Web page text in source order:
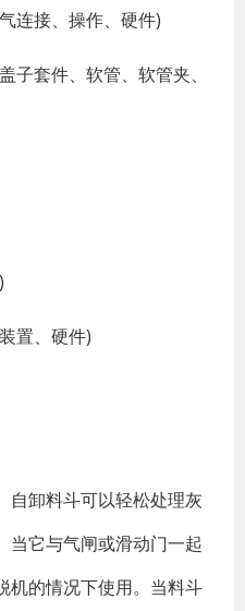
连接、操作、硬件)
子套件、软管、软管夹、
置、硬件)
自卸料斗可以轻松处理灰
当它与气闸或滑动门一起
机的情况下使用。当料斗